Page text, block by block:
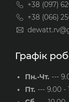
+38 (097)
+38 (066)
Графік
Пн.-Чт. ---
Пт. --- 9.00 -